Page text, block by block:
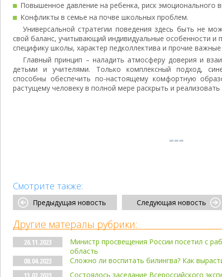
Повышенное давление на ребенка, риск эмоционального
Конфликты в семье на почве школьных проблем.
Универсальной стратегии поведения здесь быть не
свой баланс, учитывающий индивидуальные особенности и
специфику школы, характер педколлектива и прочие
Главный принцип – наладить атмосферу доверия и
детьми и учителями. Только комплексный подход,
способны обеспечить по-настоящему комфортную
растущему человеку в полной мере раскрыть и
Смотрите также:
Предыдущая новость Следующая новость
Другие матералы рубрики:
26.11.2023
Министр просвещения России посетил с
область
08.04.2023
Сложно ли воспитать билингва? Как
Состоялось заседание Всероссийского